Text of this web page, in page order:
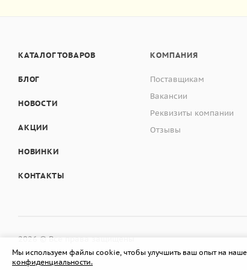
КАТАЛОГ ТОВАРОВ
БЛОГ
НОВОСТИ
АКЦИИ
НОВИНКИ
КОНТАКТЫ
КОМПАНИЯ
Поставщикам
Вакансии
Реквизиты компании
Отзывы
2026 © Все права защищены
Мы используем файлы cookie, чтобы улучшить ваш опыт на
конфиденциальности.